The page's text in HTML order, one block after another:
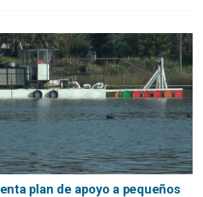
plan de apoyo a pequeños